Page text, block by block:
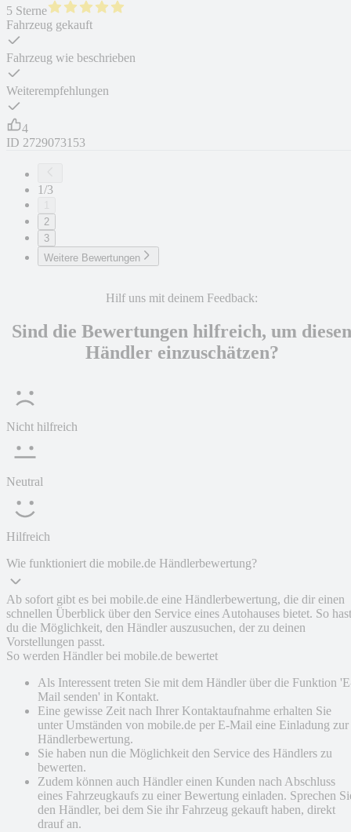
5 Sterne
Fahrzeug gekauft
Fahrzeug wie beschrieben
Weiterempfehlungen
4
ID 2729073153
1/3
2
3
Weitere Bewertungen
Hilf uns mit deinem Feedback:
Sind die Bewertungen hilfreich, um diesen
Händler einzuschätzen?
Nicht hilfreich
Neutral
Hilfreich
Wie funktioniert die mobile.de Händlerbewertung?
Ab sofort gibt es bei mobile.de eine Händlerbewertung, die dir einen
schnellen Überblick über den Service eines Autohauses bietet. So hast
du die Möglichkeit, den Händler auszusuchen, der zu deinen
Vorstellungen passt.
So werden Händler bei mobile.de bewertet
Als Interessent treten Sie mit dem Händler über die Funktion
Mail senden' in Kontakt.
Eine gewisse Zeit nach Ihrer Kontaktaufnahme erhalten Sie
unter Umständen von mobile.de per E-Mail eine Einladung zur
Händlerbewertung.
Sie haben nun die Möglichkeit den Service des Händlers zu
bewerten.
Zudem können auch Händler einen Kunden nach Abschluss
eines Fahrzeugkaufs zu einer Bewertung einladen. Sprechen
den Händler, bei dem Sie ihr Fahrzeug gekauft haben, direkt
drauf an.